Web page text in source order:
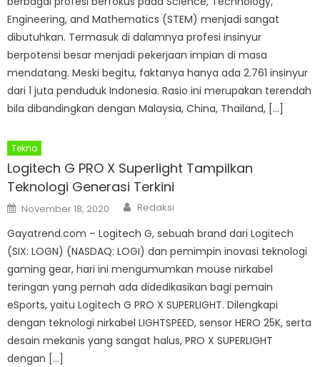
Engineering, and Mathematics (STEM) menjadi sangat
dibutuhkan. Termasuk di dalamnya profesi insinyur
berpotensi besar menjadi pekerjaan impian di masa
mendatang. Meski begitu, faktanya hanya ada 2.761 insinyur
dari 1 juta penduduk Indonesia. Rasio ini merupakan terendah
bila dibandingkan dengan Malaysia, China, Thailand, […]
Tekno
Logitech G PRO X Superlight Tampilkan
Teknologi Generasi Terkini
Posted
on
November 18, 2020 Author
Redaksi
Gayatrend.com – Logitech G, sebuah brand dari Logitech
(SIX: LOGN) (NASDAQ: LOGI) dan pemimpin inovasi teknologi
gaming gear, hari ini mengumumkan mouse nirkabel
teringan yang pernah ada didedikasikan bagi pemain
eSports, yaitu Logitech G PRO X SUPERLIGHT. Dilengkapi
dengan teknologi nirkabel LIGHTSPEED, sensor HERO 25K, serta
desain mekanis yang sangat halus, PRO X SUPERLIGHT
dengan […]